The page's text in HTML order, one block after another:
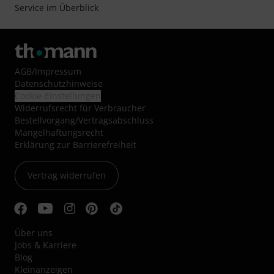
Service im Überblick
AGB/Impressum
Datenschutzhinweise
Widerrufsrecht für Verbraucher
Bestellvorgang/Vertragsabschluss
Mängelhaftungsrecht
Erklärung zur Barrierefreiheit
Vertrag widerrufen
Über uns
Jobs & Karriere
Blog
Kleinanzeigen